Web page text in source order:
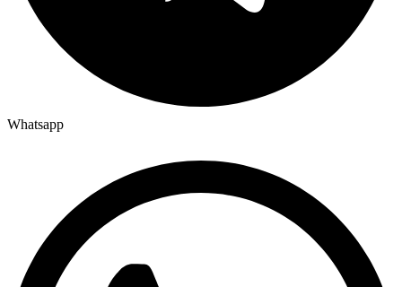
Whatsapp